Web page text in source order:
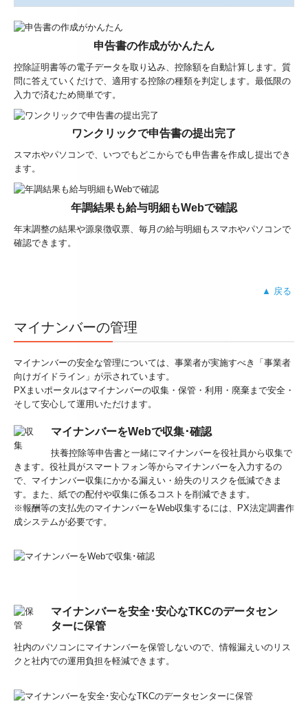
申告書の作成がかんたん
控除証明書等の電子データを取り込み、控除額を自動計算します。質
問に答えていくだけで、適用する控除の種類を判定します。最低限の
入力で済むため簡単です。
ワンクリックで申告書の提出完了
スマホやパソコンで、いつでもどこからでも申告書を作成し提出でき
ます。
年調結果も給与明細もWebで確認
年末調整の結果や源泉徴収票、毎月の給与明細もスマホやパソコンで
確認できます。
▲ 戻る
マイナンバーの管理
マイナンバーの安全な管理については、事業者が実施すべき「事業者
向けガイドライン」が示されています。
PXまいポータルはマイナンバーの収集・保管・利用・廃棄まで安全・
そして安心して運用いただけます。
マイナンバーをWebで収集･確認
扶養控除等申告書と一緒にマイナンバーを役社員から収集で
きます。役社員がスマートフォン等からマイナンバーを入力するの
で、マイナンバー収集にかかる漏えい・紛失のリスクを低減できま
す。また、紙での配付や収集に係るコストを削減できます。
※報酬等の支払先のマイナンバーをWeb収集するには、PX法定調書作
成システムが必要です。
マイナンバーを安全･安心なTKCのデータセン
ターに保管
社内のパソコンにマイナンバーを保管しないので、情報漏えいのリス
クと社内での運用負担を軽減できます。